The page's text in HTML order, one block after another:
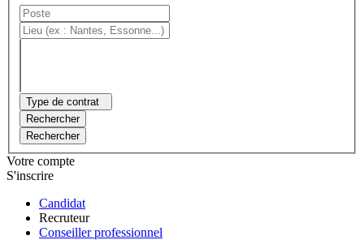
Type de contrat
Rechercher
Rechercher
Votre compte
S'inscrire
Candidat
Recruteur
Conseiller professionnel